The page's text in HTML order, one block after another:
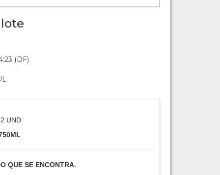
(DF)
UND
QUE SE ENCONTRA.